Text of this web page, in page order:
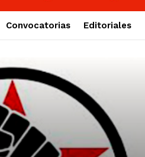
Convocatorias Editoriales